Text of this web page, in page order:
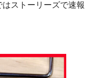
ストーリーズで速報